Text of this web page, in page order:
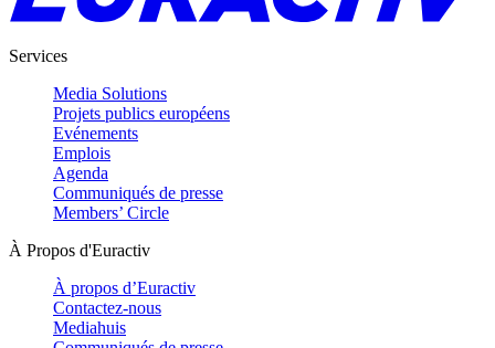
Services
Media Solutions
Projets publics européens
Evénements
Emplois
Agenda
Communiqués de presse
Members’ Circle
À Propos d'Euractiv
À propos d’Euractiv
Contactez-nous
Mediahuis